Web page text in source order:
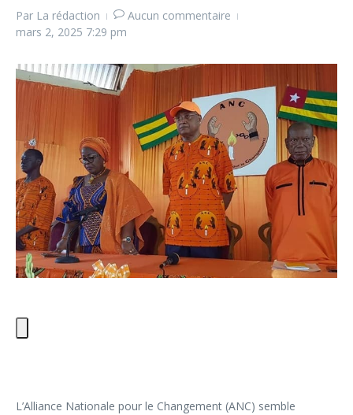
Par La rédaction
Aucun commentaire
mars 2, 2025 7:29 pm
L’Alliance Nationale pour le Changement (ANC) semble